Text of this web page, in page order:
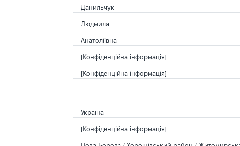
Данильчук
Людмила
Анатоліївна
[Конфіденційна інформація]
[Конфіденційна інформація]
Україна
[Конфіденційна інформація]